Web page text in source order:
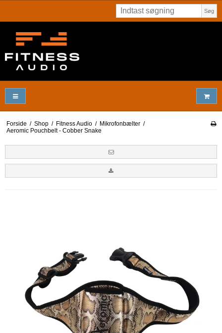
Søg
Forside / Shop / Fitness Audio / Mikrofonbælter /
Aeromic Pouchbelt - Cobber Snake